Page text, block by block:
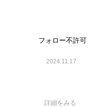
フォロー不許可
2024.11.17
詳細をみる